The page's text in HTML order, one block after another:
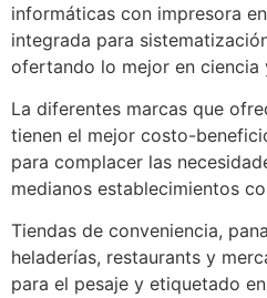
informáticas con impresora
integrada para
ofertando lo mejor en ciencia
La diferentes marcas que
tienen el mejor costo-
para complacer las
medianos establecimientos
Tiendas de conveniencia,
heladerías, restaurants y
para el pesaje y etiquetado